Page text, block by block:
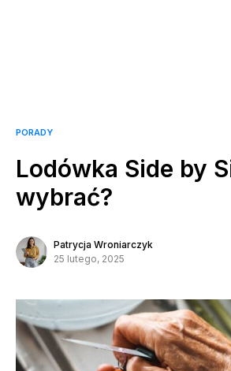
PORADY
Lodówka Side by
wybrać?
Patrycja Wroniarczyk
25 lutego, 2025